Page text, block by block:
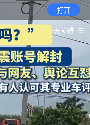
打开
无障碍